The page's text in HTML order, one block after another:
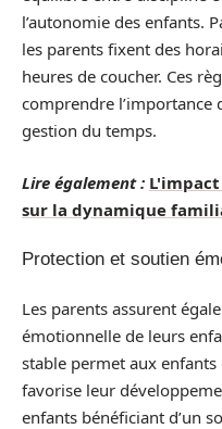
l’autonomie des enfants.
les parents fixent des
heures de coucher. Ces
comprendre l’importance
gestion du temps.
Lire également :
sur la dynamique
Protection et soutien
Les parents assurent
émotionnelle de leurs
stable permet aux
favorise leur
enfants bénéficiant d’un